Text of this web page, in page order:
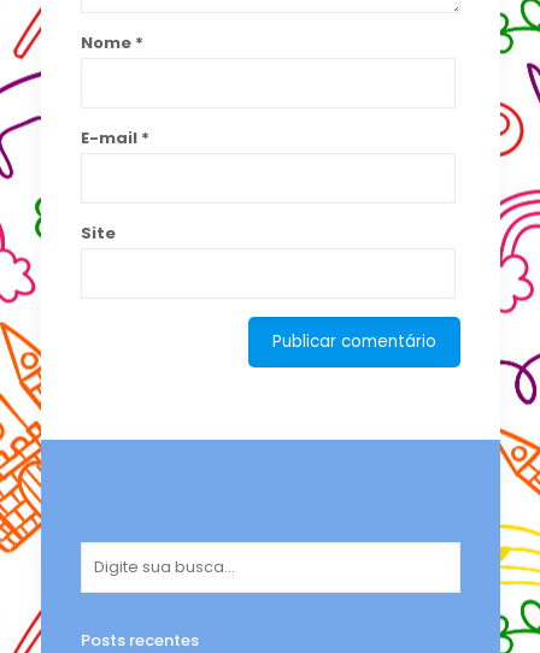
Nome *
E-mail *
Site
Posts recentes